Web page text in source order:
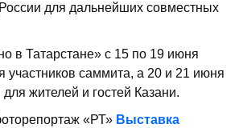
для дальнейших совместных
в Татарстане» с 15 по 19 июня
участников саммита, а 20 и 21 июня
жителей и гостей Казани.
«РТ» Выставка